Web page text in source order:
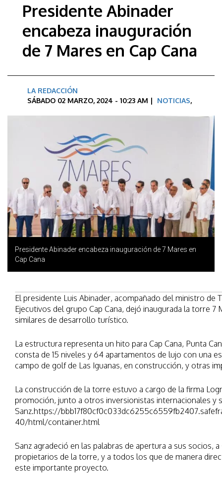
Presidente Abinader
encabeza inauguración
de 7 Mares en Cap Cana
LA REDACCIÓN
SÁBADO 02 MARZO, 2024 - 10:23 AM | NOTICIAS,
Presidente Abinader encabeza inauguración de 7 Mares en
Cap Cana
El presidente Luis Abinader, acompañado del ministro de
Ejecutivos del grupo Cap Cana, dejó inaugurada la torre
similares de desarrollo turístico.
La estructura representa un hito para Cap Cana, Punta
consta de 15 niveles y 64 apartamentos de lujo con una
campo de golf de Las Iguanas, en construcción, y otras
La construcción de la torre estuvo a cargo de la firma
promoción, junto a otros inversionistas internacionales y
Sanz.https://
40/html/container.html
Sanz agradeció en las palabras de apertura a sus socios,
propietarios de la torre, y a todos los que de manera
este importante proyecto.